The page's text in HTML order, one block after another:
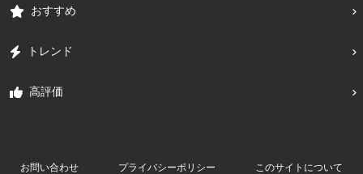
おすすめ
トレンド
高評価
お問い合わせ プライバシーポリシー このサイトについて